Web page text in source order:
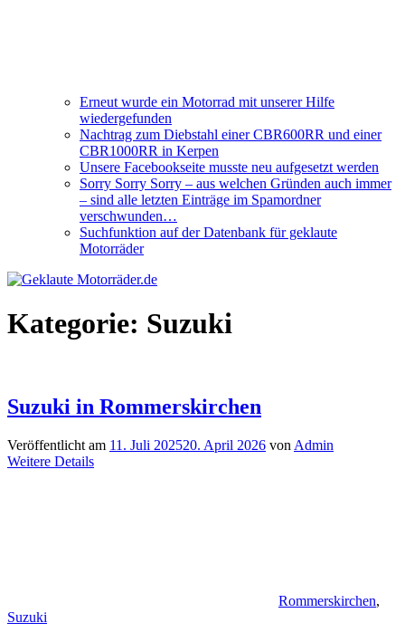
Erneut wurde ein Motorrad mit unserer Hilfe
wiedergefunden
Nachtrag zum Diebstahl einer CBR600RR und einer
CBR1000RR in Kerpen
Unsere Facebookseite musste neu aufgesetzt werden
Sorry Sorry Sorry – aus welchen Gründen auch immer
– sind alle letzten Einträge im Spamordner
verschwunden…
Suchfunktion auf der Datenbank für geklaute
Motorräder
Kategorie: Suzuki
Suzuki in Rommerskirchen
Veröffentlicht am 11. Juli 202520. April 2026 von Admin
Weitere Details
Rommerskirchen,
Suzuki